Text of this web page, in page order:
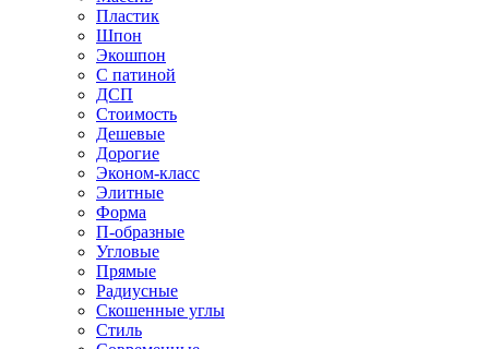
Пластик
Шпон
Экошпон
С патиной
ДСП
Стоимость
Дешевые
Дорогие
Эконом-класс
Элитные
Форма
П-образные
Угловые
Прямые
Радиусные
Скошенные углы
Стиль